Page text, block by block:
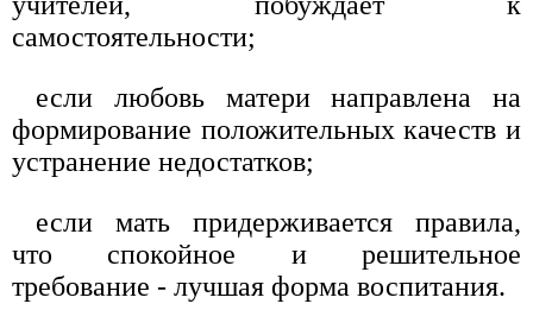
самостоятельности;
если любовь матери направлена на
формирование положительных качеств и
устранение недостатков;
если мать придерживается правила,
что спокойное и решительное
требование - лучшая форма воспитания.